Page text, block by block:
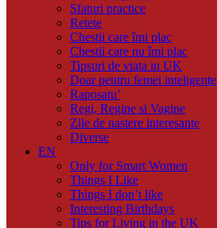
Sfaturi practice
Retete
Chestii care îmi plac
Chestii care nu îmi plac
Tipsuri de viata in UK
Doar pentru femei inteligente
Raposatu’
Regi, Regine si Vagine
Zile de nastere interesante
Diverse
EN
Only for Smart Women
Things I Like
Things I don’t like
Interesting Birthdays
Tips for Living in the UK